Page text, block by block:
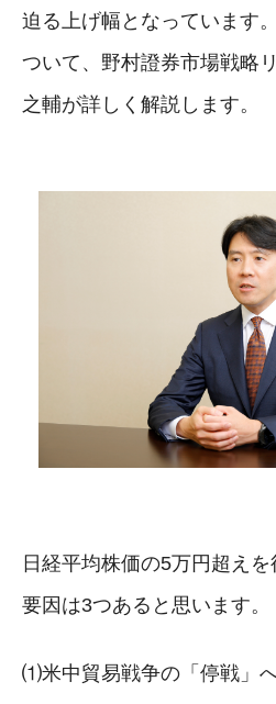
迫る上げ幅となっています
ついて、野村證券市場戦略
之輔が詳しく解説します。
日経平均株価の5万円超え
要因は3つあると思います。
⑴米中貿易戦争の「停戦」